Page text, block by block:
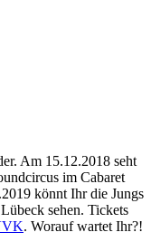
Am 15.12.2018 seht
im Cabaret
könnt Ihr die Jungs
sehen. Tickets
. Worauf wartet Ihr?!